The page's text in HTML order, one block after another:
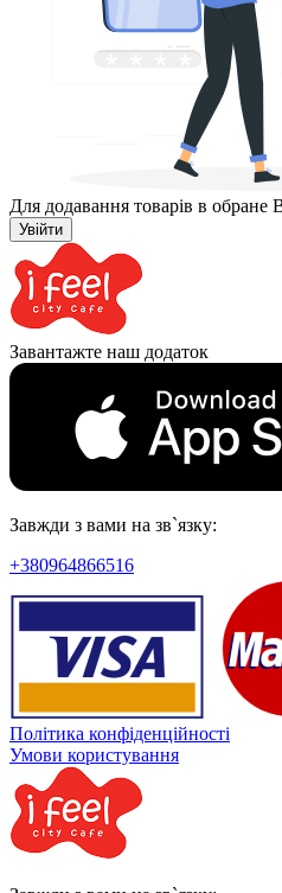
Для додавання товарів в обране
Увійти
Завантажте наш додаток
Завжди з вами на зв`язку:
+380964866516
Політика конфіденційності
Умови користування